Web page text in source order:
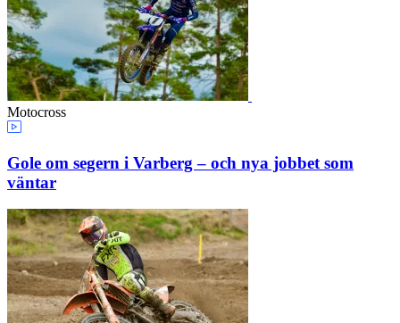
Motocross
Gole om segern i Varberg – och nya jobbet som
väntar